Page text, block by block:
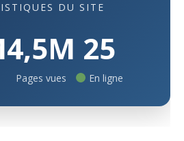
DU SITE
4,5M
Pages vues
25
En ligne